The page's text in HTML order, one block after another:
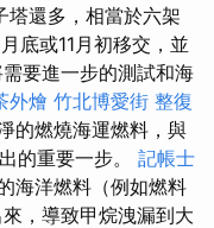
塔還多，相當於六架
底或11月初移交，並
要進一步的測試和海
外燴 竹北博愛街 整復
的燃燒海運燃料，與
的重要一步。 記帳士
海洋燃料（例如燃料
，導致甲烷洩漏到大